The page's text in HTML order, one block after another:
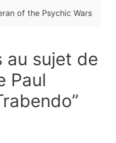
of the Psychic Wars
au sujet de
Paul